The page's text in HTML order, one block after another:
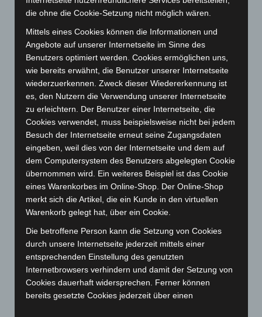
April 2024(102)
Februar 2024(103)
Januar 2024 (111)
Dezember 2023(130)
November 2023
(130)
Oktober 2023(114)
September 2023(133)
August 2023(134)
Juli 2023(118)
Juni 2023(142)
Mai 2023(139)
April 2023(155)
März 2023(174)
Februar 2023(154)
Januar 2023(140)
Dezember 2022(130)
November 2022(167)
die ohne die Cookie-Setzung nicht möglich wären.
Mittels eines Cookies können die Informationen und
Angebote auf unserer Internetseite im Sinne des
Benutzers optimiert werden. Cookies ermöglichen uns,
wie bereits erwähnt, die Benutzer unserer Internetseite
wiederzuerkennen. Zweck dieser Wiedererkennung ist
es, den Nutzern die Verwendung unserer Internetseite
zu erleichtern. Der Benutzer einer Internetseite, die
Cookies verwendet, muss beispielsweise nicht bei jedem
Besuch der Internetseite erneut seine Zugangsdaten
eingeben, weil dies von der Internetseite und dem auf
dem Computersystem des Benutzers abgelegten Cookie
übernommen wird. Ein weiteres Beispiel ist das Cookie
eines Warenkorbes im Online-Shop. Der Online-Shop
merkt sich die Artikel, die ein Kunde in den virtuellen
Warenkorb gelegt hat, über ein Cookie.
Die betroffene Person kann die Setzung von Cookies
durch unsere Internetseite jederzeit mittels einer
entsprechenden Einstellung des genutzten
Internetbrowsers verhindern und damit der Setzung von
Cookies dauerhaft widersprechen. Ferner können
bereits gesetzte Cookies jederzeit über einen